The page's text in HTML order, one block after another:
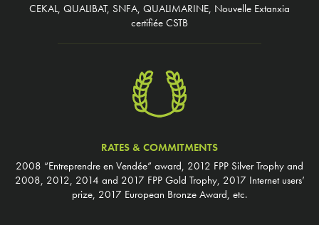
CEKAL, QUALIBAT, SNFA, QUALIMARINE, Nouvelle Extanxia
certifiée CSTB
RATES & COMMITMENTS
2008 “Entreprendre en Vendée” award, 2012 FPP Silver Trophy and
2008, 2012, 2014 and 2017 FPP Gold Trophy, 2017 Internet users’
prize, 2017 European Bronze Award, etc.